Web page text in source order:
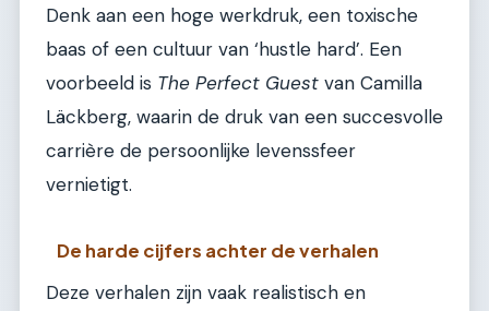
Denk aan een hoge werkdruk, een toxische
baas of een cultuur van ‘hustle hard’. Een
voorbeeld is The Perfect Guest van Camilla
Läckberg, waarin de druk van een succesvolle
carrière de persoonlijke levenssfeer
vernietigt.
De harde cijfers achter de verhalen
Deze verhalen zijn vaak realistisch en